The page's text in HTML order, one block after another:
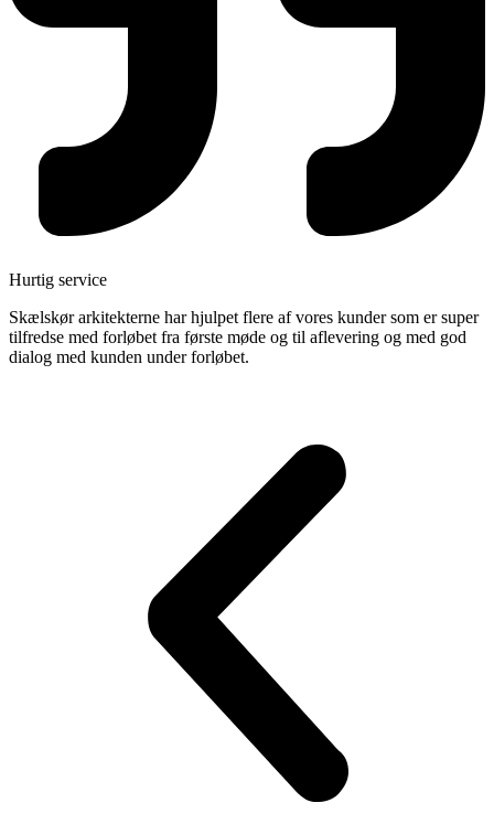
Hurtig service
Skælskør arkitekterne har hjulpet flere af vores kunder som er super
tilfredse med forløbet fra første møde og til aflevering og med god
dialog med kunden under forløbet.